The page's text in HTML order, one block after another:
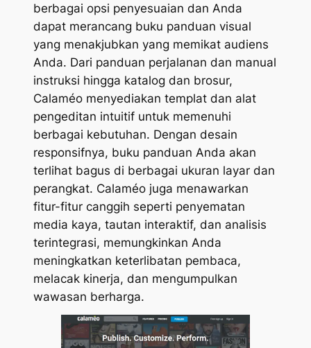
berbagai opsi penyesuaian dan Anda
dapat merancang buku panduan visual
yang menakjubkan yang memikat audiens
Anda. Dari panduan perjalanan dan manual
instruksi hingga katalog dan brosur,
Calaméo menyediakan templat dan alat
pengeditan intuitif untuk memenuhi
berbagai kebutuhan. Dengan desain
responsifnya, buku panduan Anda akan
terlihat bagus di berbagai ukuran layar dan
perangkat. Calaméo juga menawarkan
fitur-fitur canggih seperti penyematan
media kaya, tautan interaktif, dan analisis
terintegrasi, memungkinkan Anda
meningkatkan keterlibatan pembaca,
melacak kinerja, dan mengumpulkan
wawasan berharga.